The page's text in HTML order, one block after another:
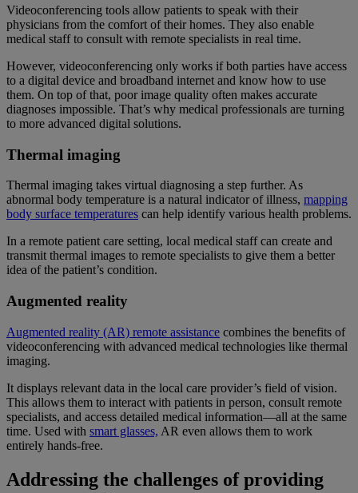
Videoconferencing tools allow patients to speak with their
physicians from the comfort of their homes. They also enable
medical staff to consult with remote specialists in real time.
However, videoconferencing only works if both parties have access
to a digital device and broadband internet and know how to use
them. On top of that, poor image quality often makes accurate
diagnoses impossible. That’s why medical professionals are turning
to more advanced digital solutions.
Thermal imaging
Thermal imaging takes virtual diagnosing a step further. As
abnormal body temperature is a natural indicator of illness, mapping
body surface temperatures can help identify various health problems.
In a remote patient care setting, local medical staff can create and
transmit thermal images to remote specialists to give them a better
idea of the patient’s condition.
Augmented reality
Augmented reality (AR) remote assistance combines the benefits of
videoconferencing with advanced medical technologies like thermal
imaging.
It displays relevant data in the local care provider’s field of vision.
This allows them to interact with patients in person, consult remote
specialists, and access detailed medical information—all at the same
time. Used with smart glasses, AR even allows them to work
entirely hands-free.
Addressing the challenges of providing